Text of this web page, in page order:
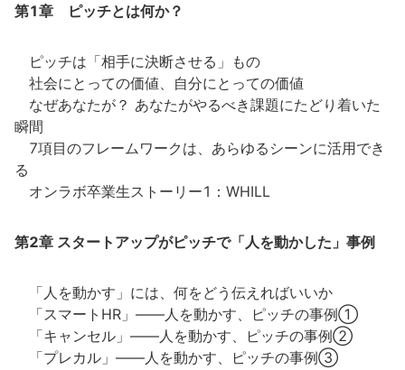
第1章 ピッチとは何か？
ピッチは「相手に決断させる」もの
社会にとっての価値、自分にとっての価値
なぜあなたが？ あなたがやるべき課題にたどり着いた
瞬間
7項目のフレームワークは、あらゆるシーンに活用でき
る
オンラボ卒業生ストーリー1：WHILL
第2章 スタートアップがピッチで「人を動かした」事例
「人を動かす」には、何をどう伝えればいいか
「スマートHR」――人を動かす、ピッチの事例①
「キャンセル」――人を動かす、ピッチの事例②
「プレカル」――人を動かす、ピッチの事例③